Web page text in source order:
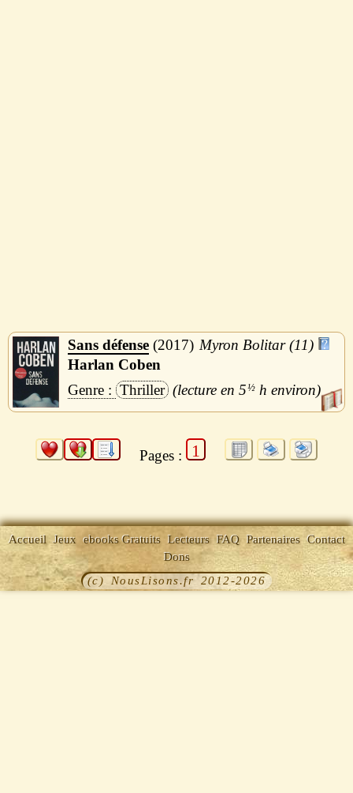
Sans défense 2017
Myron Bolitar (11)
Harlan Coben
Thriller
5½ h
Pages : 1
Accueil Jeux ebooks Gratuits Lecteurs FAQ Partenaires Contact
Dons
(c) NousLisons.fr 2012-2026